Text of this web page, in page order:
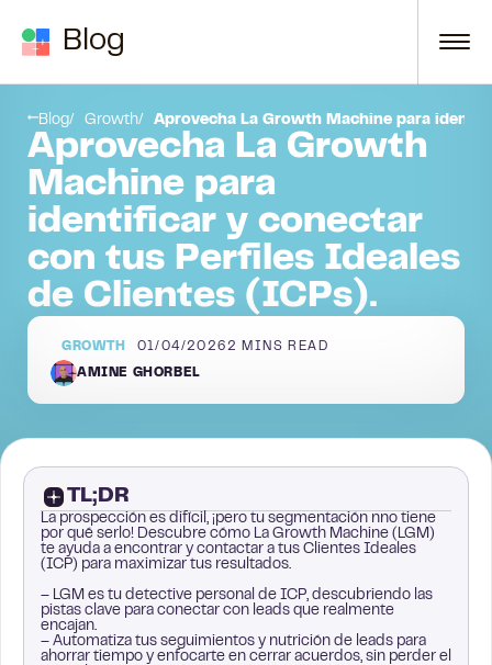
Blog
Blog Growth Aprovecha La Growth Machine para
Aprovecha La Growth
Machine para
identificar y conectar
con tus Perfiles Ideales
de Clientes (ICPs).
GROWTH 01/04/2026 2 MINS READ
AMINE GHORBEL
TL;DR
La prospección es difícil, ¡pero tu segmentación nno tiene
por qué serlo! Descubre cómo La Growth Machine (LGM)
te ayuda a encontrar y contactar a tus Clientes Ideales
(ICP) para maximizar tus resultados.
– LGM es tu detective personal de ICP, descubriendo las
pistas clave para conectar con leads que realmente
encajan.
– Automatiza tus seguimientos y nutrición de leads para
ahorrar tiempo y enfocarte en cerrar acuerdos, sin perder el